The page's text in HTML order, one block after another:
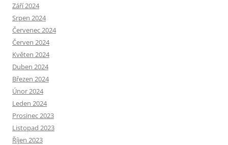
Září 2024
Srpen 2024
Červenec 2024
Červen 2024
Květen 2024
Duben 2024
Březen 2024
Únor 2024
Leden 2024
Prosinec 2023
Listopad 2023
Říjen 2023